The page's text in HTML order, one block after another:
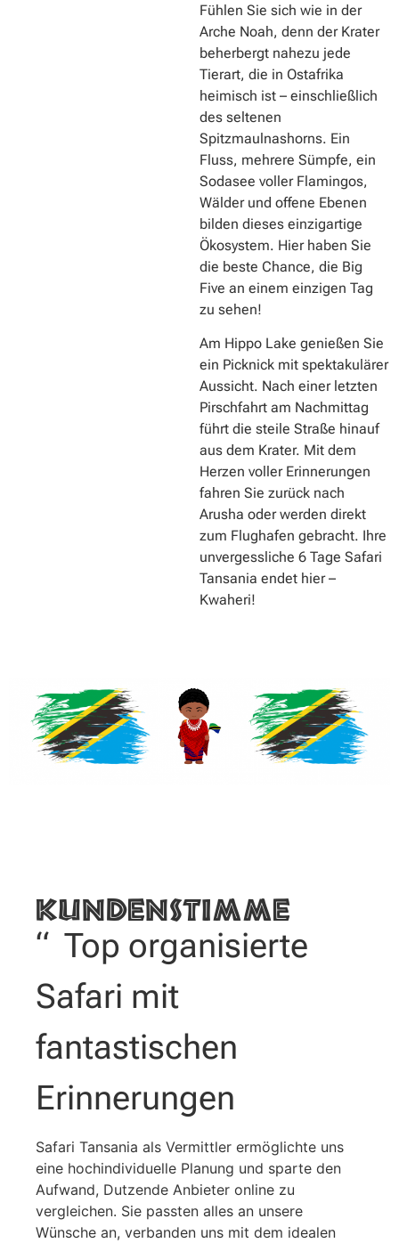
Fühlen Sie sich wie in der
Arche Noah, denn der Krater
beherbergt nahezu jede
Tierart, die in Ostafrika
heimisch ist – einschließlich
des seltenen
Spitzmaulnashorns. Ein
Fluss, mehrere Sümpfe, ein
Sodasee voller Flamingos,
Wälder und offene Ebenen
bilden dieses einzigartige
Ökosystem. Hier haben Sie
die beste Chance, die Big
Five an einem einzigen Tag
zu sehen!
Am Hippo Lake genießen Sie
ein Picknick mit spektakulärer
Aussicht. Nach einer letzten
Pirschfahrt am Nachmittag
führt die steile Straße hinauf
aus dem Krater. Mit dem
Herzen voller Erinnerungen
fahren Sie zurück nach
Arusha oder werden direkt
zum Flughafen gebracht. Ihre
unvergessliche 6 Tage Safari
Tansania endet hier –
Kwaheri!
Kundenstimme
“ Top organisierte
Safari mit
fantastischen
Erinnerungen
Safari Tansania als Vermittler ermöglichte uns
eine hochindividuelle Planung und sparte den
Aufwand, Dutzende Anbieter online zu
vergleichen. Sie passten alles an unsere
Wünsche an, verbanden uns mit dem idealen